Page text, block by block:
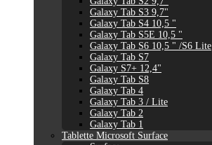
Galaxy Tab S3 9,7"
Galaxy Tab S4 10,5 "
Galaxy Tab S5E 10,5 "
Galaxy Tab S6 10,5 " /S6 Lite
Galaxy Tab S7
Galaxy S7+ 12,4"
Galaxy Tab S8
Galaxy Tab 4
Galaxy Tab 3 / Lite
Galaxy Tab 2
Galaxy Tab 1
Tablette Microsoft Surface